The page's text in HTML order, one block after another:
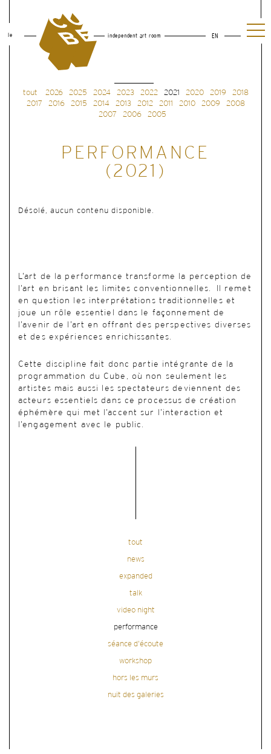
le independent art room EN
tout 2026 2025 2024 2023 2022 2021 2020 2019
2018
2017
2016 2015 2014 2013 2012 2011 2010 2009
2008
2007
2006 2005
PERFORMANCE
(2021)
Désolé, aucun contenu disponible.
L’art de la performance transforme la perception de
l’art en brisant les limites conventionnelles. Il remet
en question les interprétations traditionnelles et
joue un rôle essentiel dans le façonnement de
l’avenir de l’art en offrant des perspectives diverses
et des expériences enrichissantes.
Cette discipline fait donc partie intégrante de la
programmation du Cube, où non seulement les
artistes mais aussi les spectateurs deviennent des
acteurs essentiels dans ce processus de création
éphémère qui met l’accent sur l’interaction et
l’engagement avec le public.
tout
news
expanded
talk
video night
performance
séance d'écoute
workshop
hors les murs
nuit des galeries